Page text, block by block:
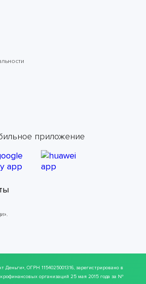
приложение
Деньги», ОГРН 1154025001316, зарегистрировано в
организаций 25 мая 2015 года за №